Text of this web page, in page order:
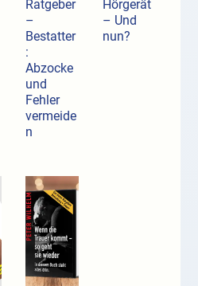
Ratgeber
–
Bestatter
:
Abzocke
und
Fehler
vermeide
n
Hörgerät
– Und
nun?